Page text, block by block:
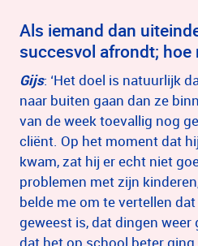
Als iemand dan
succesvol afrondt; hoe
Gijs: ‘Het doel is natuurlijk
naar buiten gaan dan ze
van de week toevallig nog
cliënt. Op het moment dat
kwam, zat hij er echt niet
problemen met zijn
belde me om te vertellen
geweest is, dat dingen weer
dat het op school beter